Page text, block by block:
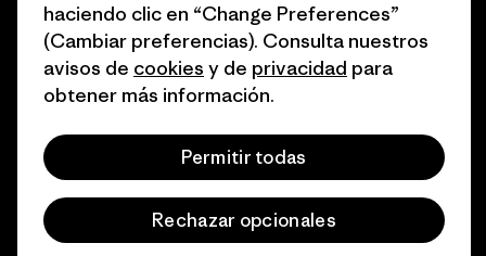
© 2026 Patagonia, Inc. Todos los derechos reservados.
español
haciendo clic en “Change Preferences”
(Cambiar preferencias). Consulta nuestros
avisos de cookies y de privacidad para
obtener más información.
Permitir todas
Rechazar opcionales